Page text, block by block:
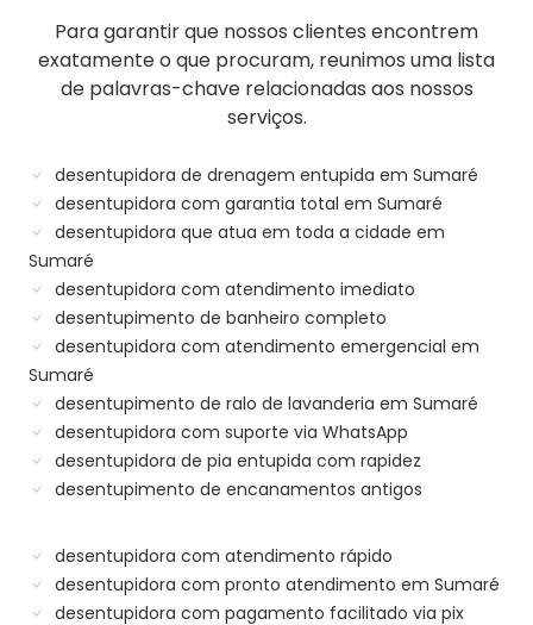
Para garantir que nossos clientes encontrem
exatamente o que procuram, reunimos uma lista
de palavras-chave relacionadas aos nossos
serviços.
desentupidora de drenagem entupida em Sumaré
desentupidora com garantia total em Sumaré
desentupidora que atua em toda a cidade em
Sumaré
desentupidora com atendimento imediato
desentupimento de banheiro completo
desentupidora com atendimento emergencial em
Sumaré
desentupimento de ralo de lavanderia em Sumaré
desentupidora com suporte via WhatsApp
desentupidora de pia entupida com rapidez
desentupimento de encanamentos antigos
desentupidora com atendimento rápido
desentupidora com pronto atendimento em Sumaré
desentupidora com pagamento facilitado via pix